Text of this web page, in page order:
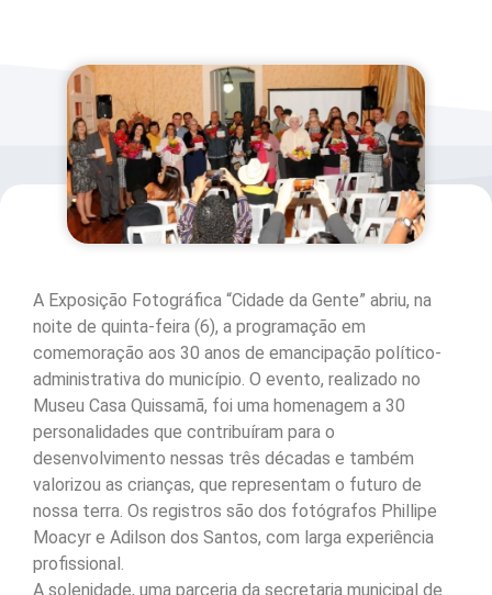
A Exposição Fotográfica “Cidade da Gente” abriu, na
noite de quinta-feira (6), a programação em
comemoração aos 30 anos de emancipação político-
administrativa do município. O evento, realizado no
Museu Casa Quissamã, foi uma homenagem a 30
personalidades que contribuíram para o
desenvolvimento nessas três décadas e também
valorizou as crianças, que representam o futuro de
nossa terra. Os registros são dos fotógrafos Phillipe
Moacyr e Adilson dos Santos, com larga experiência
profissional.
A solenidade, uma parceria da secretaria municipal de